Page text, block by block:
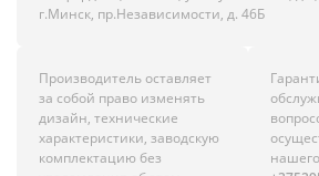
г.Минск, пр.Независимости, д. 46Б
Производитель оставляет
за собой право изменять
дизайн, технические
характеристики, заводскую
комплектацию без